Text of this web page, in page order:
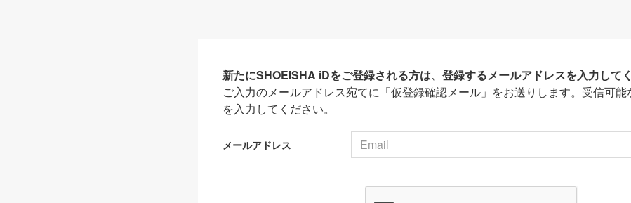
新たにSHOEISHA iDをご登録される方は、登録するメールアドレスを入力してく
ご入力のメールアドレス宛てに「仮登録確認メール」をお送りします。受信可能
を入力してください。
メールアドレス